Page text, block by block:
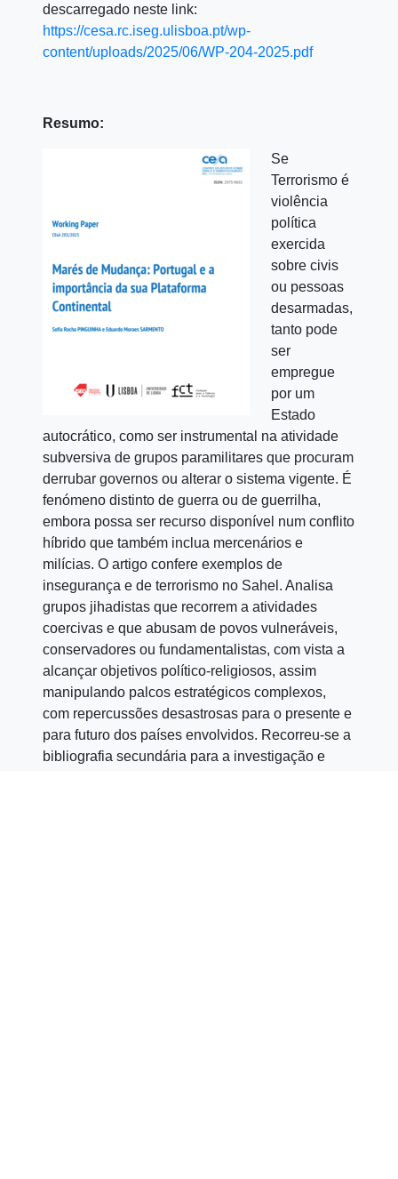
descarregado neste link:
https://cesa.rc.iseg.ulisboa.pt/wp-
content/uploads/2025/06/WP-204-2025.pdf
Resumo:
Se
Terrorismo é
violência
política
exercida
sobre civis
ou pessoas
desarmadas,
tanto pode
ser
empregue
por um
Estado
autocrático, como ser instrumental na atividade
subversiva de grupos paramilitares que procuram
derrubar governos ou alterar o sistema vigente. É
fenómeno distinto de guerra ou de guerrilha,
embora possa ser recurso disponível num conflito
híbrido que também inclua mercenários e
milícias. O artigo confere exemplos de
insegurança e de terrorismo no Sahel. Analisa
grupos jihadistas que recorrem a atividades
coercivas e que abusam de povos vulneráveis,
conservadores ou fundamentalistas, com vista a
alcançar objetivos político-religiosos, assim
manipulando palcos estratégicos complexos,
com repercussões desastrosas para o presente e
para futuro dos países envolvidos. Recorreu-se a
bibliografia secundária para a investigação e